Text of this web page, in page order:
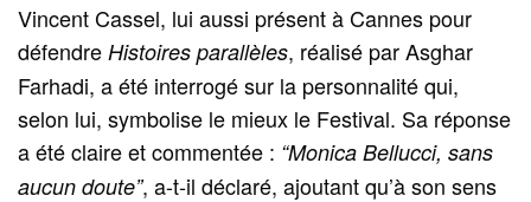
Vincent Cassel, lui aussi présent à Cannes pour
défendre Histoires parallèles, réalisé par Asghar
Farhadi, a été interrogé sur la personnalité qui,
selon lui, symbolise le mieux le Festival. Sa réponse
a été claire et commentée : “Monica Bellucci, sans
aucun doute”, a-t-il déclaré, ajoutant qu’à son sens